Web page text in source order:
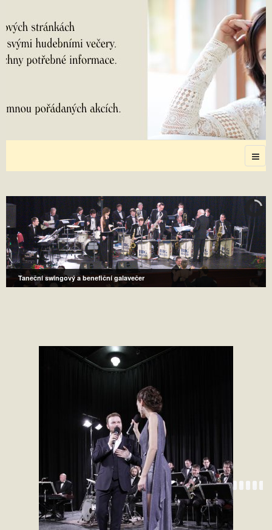
Taneční swingový a benefiční galavečer